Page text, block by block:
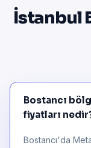
İstanbul
Bostancı
fiyatları
Bostancı'da